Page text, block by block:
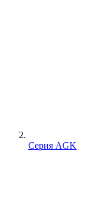
Серия AGK